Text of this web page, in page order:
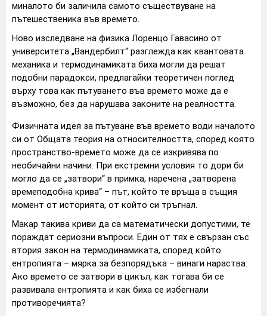
миналото би заличила самото съществуване на
пътешественика във времето.
Ново изследване на физика Лоренцо Гавасино от
университета „Вандербилт“ разглежда как квантовата
механика и термодинамиката биха могли да решат
подобни парадокси, предлагайки теоретичен поглед
върху това как пътуването във времето може да е
възможно, без да нарушава законите на реалността.
Физичната идея за пътуване във времето води началото
си от Общата теория на относителността, според която
пространство-времето може да се изкривява по
необичайни начини. При екстремни условия то дори би
могло да се „затвори“ в примка, наречена „затворена
времеподобна крива“ – път, който те връща в същия
момент от историята, от който си тръгнал.
Макар такива криви да са математически допустими, те
пораждат сериозни въпроси. Един от тях е свързан със
втория закон на термодинамиката, според който
ентропията – мярка за безпорядъка – винаги нараства.
Ако времето се затвори в цикъл, как тогава би се
развивала ентропията и как биха се избегнали
противоречията?